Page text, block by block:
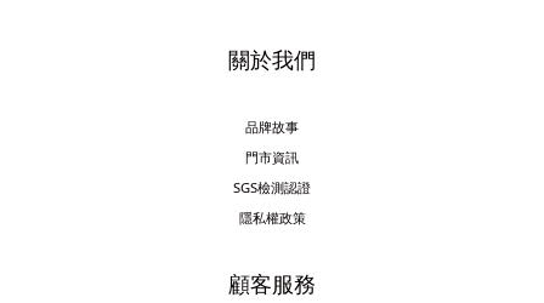
關於我們
品牌故事
門市資訊
SGS檢測認證
隱私權政策
顧客服務